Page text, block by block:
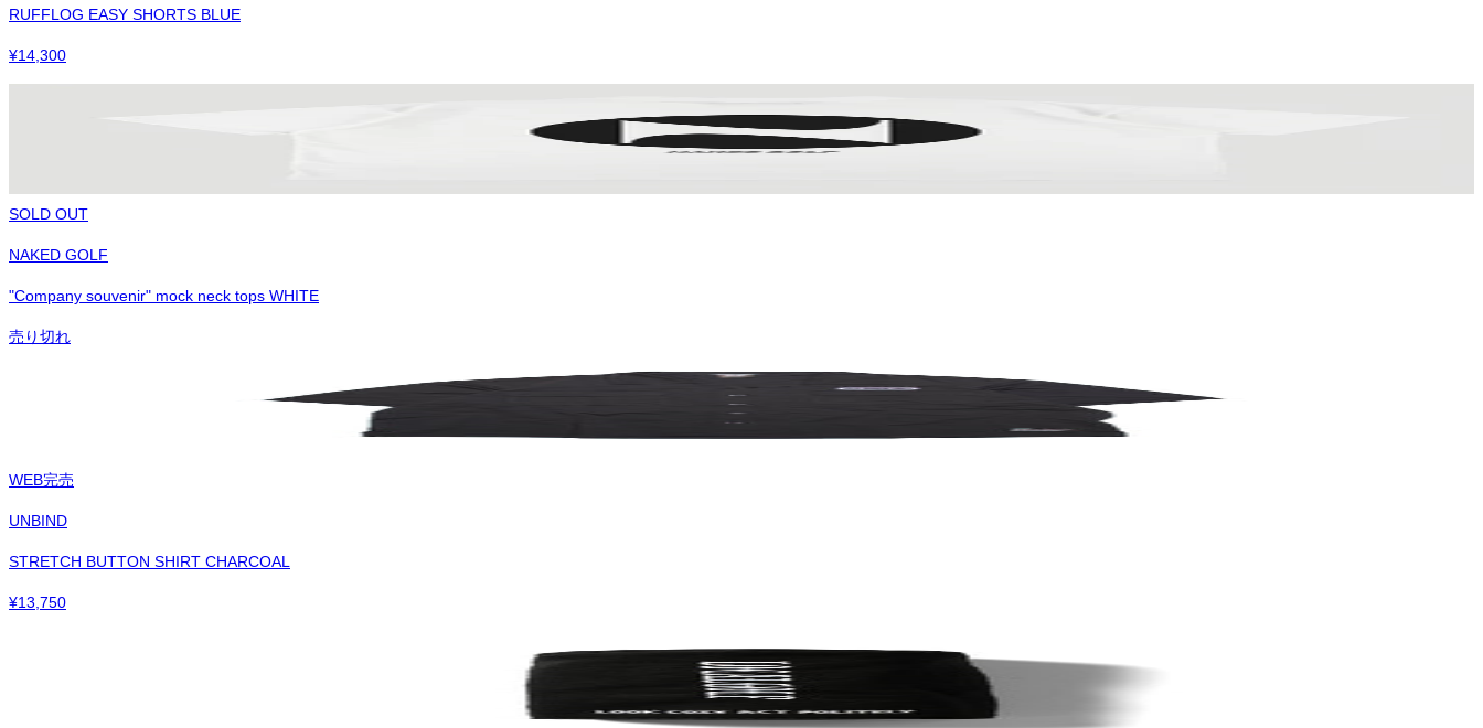
RUFFLOG EASY SHORTS BLUE
¥14,300
SOLD OUT
NAKED GOLF
"Company souvenir" mock neck tops WHITE
売り切れ
WEB完売
UNBIND
STRETCH BUTTON SHIRT CHARCOAL
¥13,750